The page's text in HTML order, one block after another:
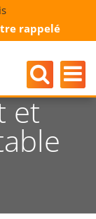
rappelé
et